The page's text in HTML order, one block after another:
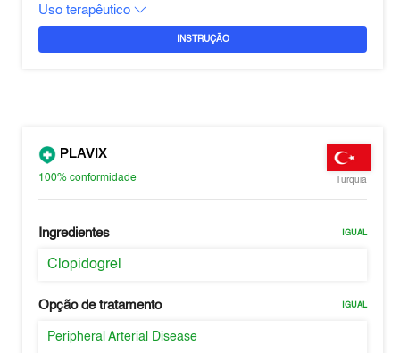
Uso terapêutico
INSTRUÇÃO
PLAVIX
100%conformidade Turquia
Ingredientes IGUAL
Clopidogrel
Opção de tratamento IGUAL
Peripheral Arterial Disease